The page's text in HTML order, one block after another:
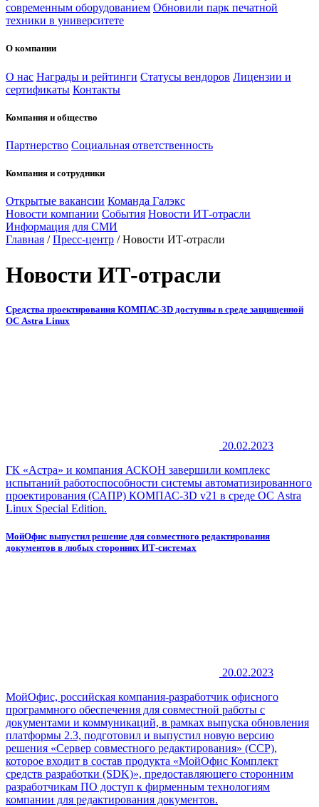
современным оборудованием Обновили парк печатной
техники в университете
О компании
О нас Награды и рейтинги Статусы вендоров Лицензии и
сертификаты Контакты
Компания и общество
Партнерство Социальная ответственность
Компания и сотрудники
Открытые вакансии Команда Галэкс
Новости компании События Новости ИТ-отрасли
Информация для СМИ
Главная / Пресс-центр / Новости ИТ-отрасли
Новости ИТ-отрасли
Средства проектирования КОМПАС-3D доступны в среде защищенной
ОС Astra Linux
20.02.2023
ГК «Астра» и компания АСКОН завершили комплекс
испытаний работоспособности системы автоматизированного
проектирования (САПР) КОМПАС-3D v21 в среде ОС Astra
Linux Special Edition.
МойОфис выпустил решение для совместного редактирования
документов в любых сторонних ИТ-системах
20.02.2023
МойОфис, российская компания-разработчик офисного
программного обеспечения для совместной работы с
документами и коммуникаций, в рамках выпуска обновления
платформы 2.3, подготовил и выпустил новую версию
решения «Сервер совместного редактирования» (ССР),
которое входит в состав продукта «МойОфис Комплект
средств разработки (SDK)», предоставляющего сторонним
разработчикам ПО доступ к фирменным технологиям
компании для редактирования документов.